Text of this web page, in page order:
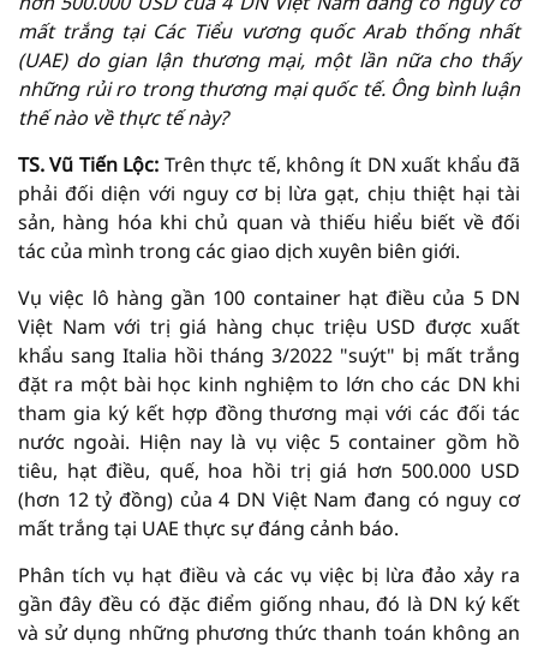
mất trắng tại Các Tiểu vương quốc Arab thống nhất
(UAE) do gian lận thương mại, một lần nữa cho thấy
những rủi ro trong thương mại quốc tế. Ông bình luận
thế nào về thực tế này?
TS. Vũ Tiến Lộc: Trên thực tế, không ít DN xuất khẩu đã
phải đối diện với nguy cơ bị lừa gạt, chịu thiệt hại tài
sản, hàng hóa khi chủ quan và thiếu hiểu biết về đối
tác của mình trong các giao dịch xuyên biên giới.
Vụ việc lô hàng gần 100 container hạt điều của 5 DN
Việt Nam với trị giá hàng chục triệu USD được xuất
khẩu sang Italia hồi tháng 3/2022 "suýt" bị mất trắng
đặt ra một bài học kinh nghiệm to lớn cho các DN khi
tham gia ký kết hợp đồng thương mại với các đối tác
nước ngoài. Hiện nay là vụ việc 5 container gồm hồ
tiêu, hạt điều, quế, hoa hồi trị giá hơn 500.000 USD
(hơn 12 tỷ đồng) của 4 DN Việt Nam đang có nguy cơ
mất trắng tại UAE thực sự đáng cảnh báo.
Phân tích vụ hạt điều và các vụ việc bị lừa đảo xảy ra
gần đây đều có đặc điểm giống nhau, đó là DN ký kết
và sử dụng những phương thức thanh toán không an